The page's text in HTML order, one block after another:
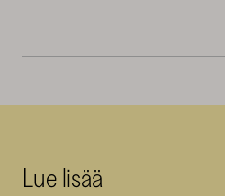
Lue lisää